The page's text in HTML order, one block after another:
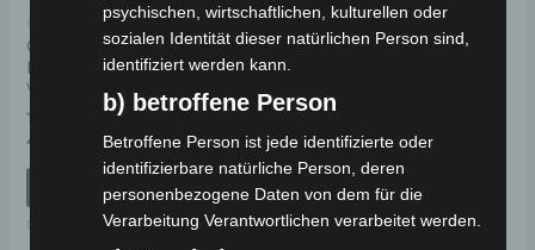
Kostenloser Versand
CARGO VOLT
RADACHSE
VORDERRADLAGER
Bewertet
0
49,00
IN DEN WARENKORB
CARGO VOLT
psychischen, wirtschaftlichen, kulturellen oder
sozialen Identität dieser natürlichen Person sind,
identifiziert werden kann.
b) betroffene Person
Betroffene Person ist jede identifizierte oder
identifizierbare natürliche Person, deren
personenbezogene Daten von dem für die
Verarbeitung Verantwortlichen verarbeitet werden.